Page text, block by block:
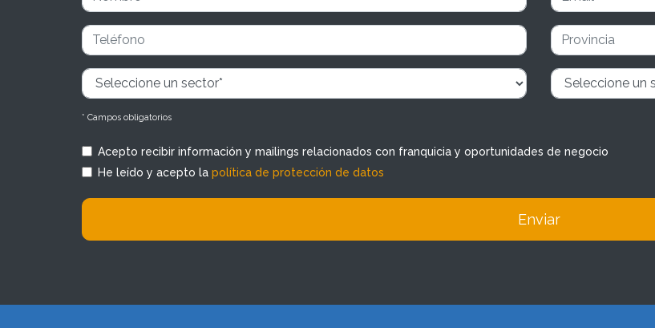
* Campos obligatorios
Acepto recibir información y mailings relacionados con franquicia y oportunidades de negocio
He leído y acepto la política de protección de datos
Enviar